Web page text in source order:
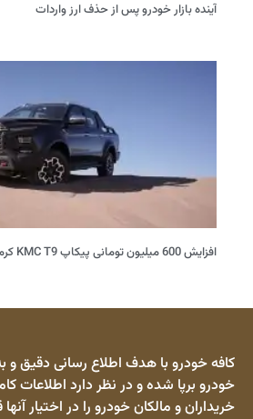
آینده بازار خودرو پس از حذف ارز واردات
افزایش 600 میلیون تومانی پیکاپ KMC T9 کرمان موتور اعلام شد
کافه خودرو با هدف اطلاع رسانی دقیق
خودرو برپا شده و در نظر دارد اطلاعات
خریداران و مالکان خودرو را در اختیار